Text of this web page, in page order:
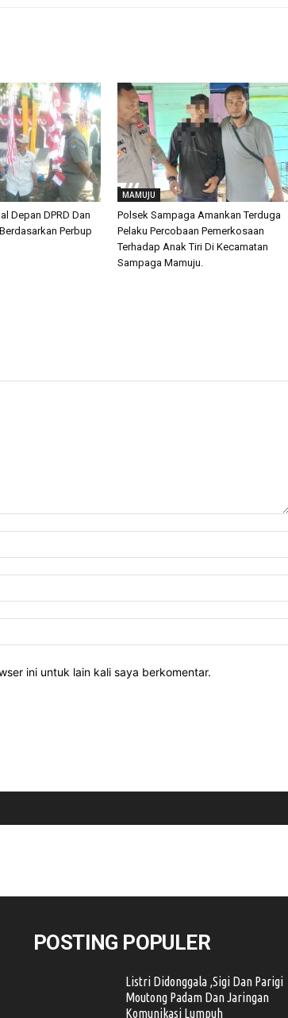
Depan DPRD Dan
Perbup
MAMUJU
Polsek Sampaga Amankan Terduga
Pelaku Percobaan Pemerkosaan
Terhadap Anak Tiri Di Kecamatan
Sampaga Mamuju.
ini untuk lain kali saya berkomentar.
POSTING POPULER
Listri Didonggala ,Sigi Dan Parigi
Moutong Padam Dan Jaringan
Komunikasi Lumpuh